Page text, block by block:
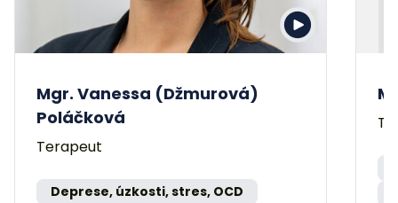
Mgr. Vanessa (Džmurová)
Poláčková
Terapeut
Deprese, úzkosti, stres, OCD